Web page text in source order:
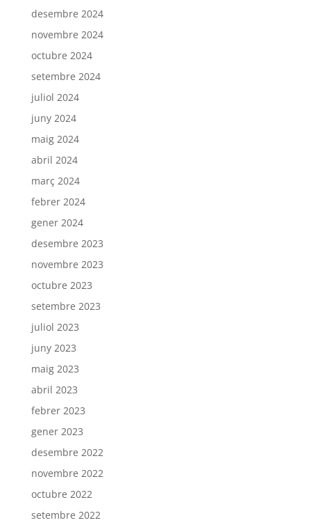
desembre 2024
novembre 2024
octubre 2024
setembre 2024
juliol 2024
juny 2024
maig 2024
abril 2024
març 2024
febrer 2024
gener 2024
desembre 2023
novembre 2023
octubre 2023
setembre 2023
juliol 2023
juny 2023
maig 2023
abril 2023
febrer 2023
gener 2023
desembre 2022
novembre 2022
octubre 2022
setembre 2022